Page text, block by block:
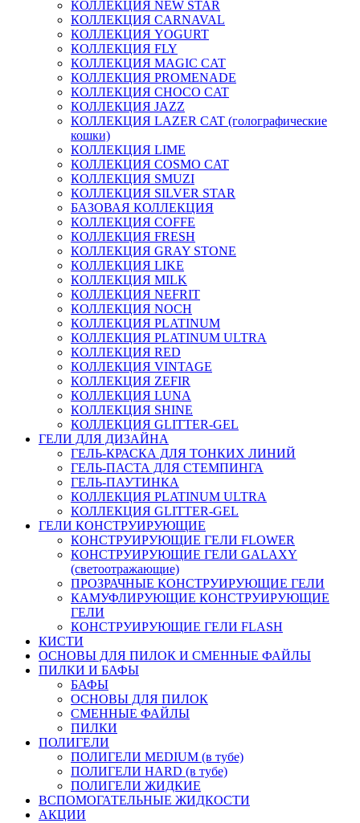
КОЛЛЕКЦИЯ NEW STAR
КОЛЛЕКЦИЯ CARNAVAL
КОЛЛЕКЦИЯ YOGURT
КОЛЛЕКЦИЯ FLY
КОЛЛЕКЦИЯ MAGIC CAT
КОЛЛЕКЦИЯ PROMENADE
КОЛЛЕКЦИЯ CHOCO CAT
КОЛЛЕКЦИЯ JAZZ
КОЛЛЕКЦИЯ LAZER CAT (голографические
кошки)
КОЛЛЕКЦИЯ LIME
КОЛЛЕКЦИЯ COSMO CAT
КОЛЛЕКЦИЯ SMUZI
КОЛЛЕКЦИЯ SILVER STAR
БАЗОВАЯ КОЛЛЕКЦИЯ
КОЛЛЕКЦИЯ COFFE
КОЛЛЕКЦИЯ FRESH
КОЛЛЕКЦИЯ GRAY STONE
КОЛЛЕКЦИЯ LIKE
КОЛЛЕКЦИЯ MILK
КОЛЛЕКЦИЯ NEFRIT
КОЛЛЕКЦИЯ NOCH
КОЛЛЕКЦИЯ PLATINUM
КОЛЛЕКЦИЯ PLATINUM ULTRA
КОЛЛЕКЦИЯ RED
КОЛЛЕКЦИЯ VINTAGE
КОЛЛЕКЦИЯ ZEFIR
КОЛЛЕКЦИЯ LUNA
КОЛЛЕКЦИЯ SHINE
КОЛЛЕКЦИЯ GLITTER-GEL
ГЕЛИ ДЛЯ ДИЗАЙНА
ГЕЛЬ-КРАСКА ДЛЯ ТОНКИХ ЛИНИЙ
ГЕЛЬ-ПАСТА ДЛЯ СТЕМПИНГА
ГЕЛЬ-ПАУТИНКА
КОЛЛЕКЦИЯ PLATINUM ULTRA
КОЛЛЕКЦИЯ GLITTER-GEL
ГЕЛИ КОНСТРУИРУЮЩИЕ
КОНСТРУИРУЮЩИЕ ГЕЛИ FLOWER
КОНСТРУИРУЮЩИЕ ГЕЛИ GALAXY
(светоотражающие)
ПРОЗРАЧНЫЕ КОНСТРУИРУЮЩИЕ ГЕЛИ
КАМУФЛИРУЮЩИЕ КОНСТРУИРУЮЩИЕ
ГЕЛИ
КОНСТРУИРУЮЩИЕ ГЕЛИ FLASH
КИСТИ
ОСНОВЫ ДЛЯ ПИЛОК И СМЕННЫЕ ФАЙЛЫ
ПИЛКИ И БАФЫ
БАФЫ
ОСНОВЫ ДЛЯ ПИЛОК
СМЕННЫЕ ФАЙЛЫ
ПИЛКИ
ПОЛИГЕЛИ
ПОЛИГЕЛИ MEDIUM (в тубе)
ПОЛИГЕЛИ HARD (в тубе)
ПОЛИГЕЛИ ЖИДКИЕ
ВСПОМОГАТЕЛЬНЫЕ ЖИДКОСТИ
АКЦИИ